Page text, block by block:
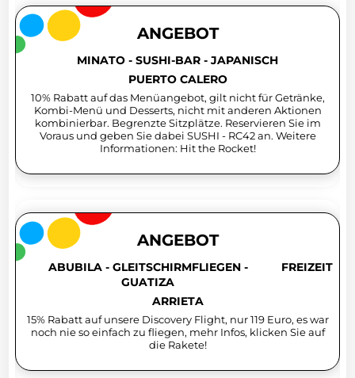
ANGEBOT
MINATO - SUSHI-BAR - JAPANISCH
PUERTO CALERO
10% Rabatt auf das Menüangebot, gilt nicht für Getränke,
Kombi-Menü und Desserts, nicht mit anderen Aktionen
kombinierbar. Begrenzte Sitzplätze. Reservieren Sie im
Voraus und geben Sie dabei SUSHI - RC42 an. Weitere
Informationen: Hit the Rocket!
ANGEBOT
ABUBILA - GLEITSCHIRMFLIEGEN -
GUATIZA
FREIZEIT
ARRIETA
15% Rabatt auf unsere Discovery Flight, nur 119 Euro, es war
noch nie so einfach zu fliegen, mehr Infos, klicken Sie auf
die Rakete!